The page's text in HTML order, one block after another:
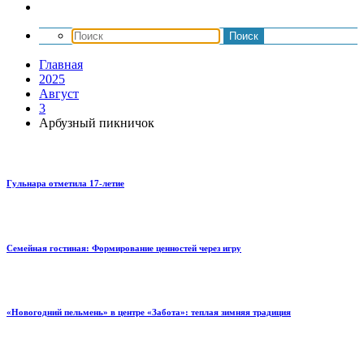
Главная
2025
Август
3
Арбузный пикничок
Гульнара отметила 17‑летие
Семейная гостиная: Формирование ценностей через игру
«Новогодний пельмень» в центре «Забота»: теплая зимняя традиция